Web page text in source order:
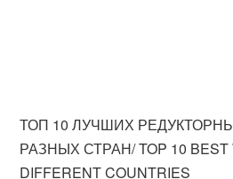
ТОП 10 ЛУЧШИХ
РАЗНЫХ СТРАН/ TOP 10 BEST
DIFFERENT COUNTRIES